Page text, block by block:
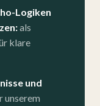
Logiken
als
klare
und
unserem